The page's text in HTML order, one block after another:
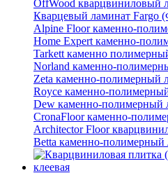
OffWood кварцвиниловый
Кварцевый ламинат Fargo
Alpine Floor каменно-
Home Expert каменно-
Tarkett каменно
Norland каменно-
Zeta каменно-полимерный
Royce каменно-
Dew каменно-полимерный
CronaFloor каменно-
Architector Floor
Betta каменно-полимерный